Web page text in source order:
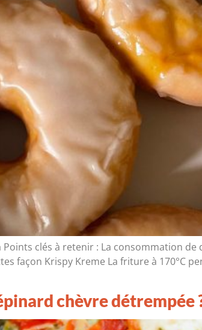
clés à retenir : La consommation
façon Krispy Kreme La friture à 170°C
chèvre détrempée